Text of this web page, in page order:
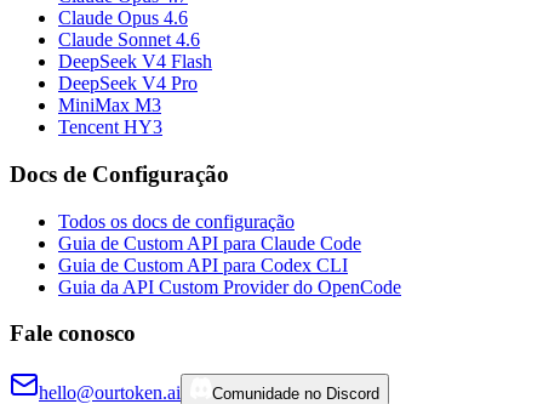
Claude Opus 4.6
Claude Sonnet 4.6
DeepSeek V4 Flash
DeepSeek V4 Pro
MiniMax M3
Tencent HY3
Docs de Configuração
Todos os docs de configuração
Guia de Custom API para Claude Code
Guia de Custom API para Codex CLI
Guia da API Custom Provider do OpenCode
Fale conosco
hello@ourtoken.ai Comunidade no Discord